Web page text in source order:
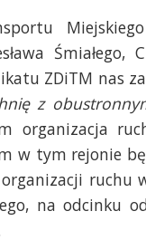
Śmiałego,
ZDiTM nas
z
organizacja
w tym rejonie
ruchu
na odcinku